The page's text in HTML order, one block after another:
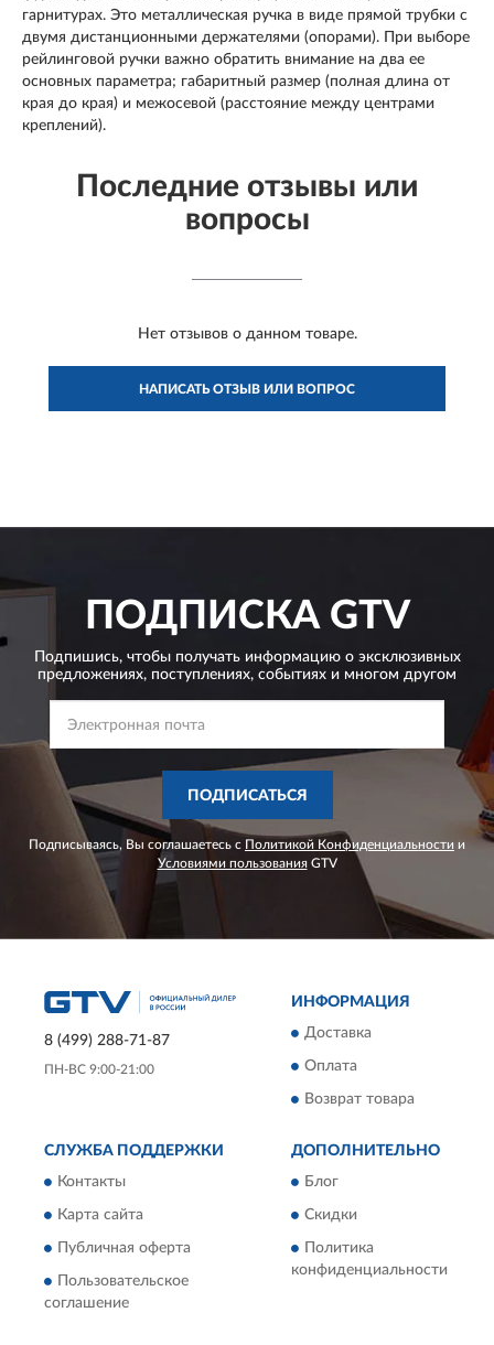
гарнитурах. Это металлическая ручка в виде прямой трубки с
двумя дистанционными держателями (опорами). При выборе
рейлинговой ручки важно обратить внимание на два ее
основных параметра; габаритный размер (полная длина от
края до края) и межосевой (расстояние между центрами
креплений).
Последние отзывы или
вопросы
Нет отзывов о данном товаре.
НАПИСАТЬ ОТЗЫВ ИЛИ ВОПРОС
ПОДПИСКАGTV
Подпишись, чтобы получать информацию о эксклюзивных
предложениях, поступлениях, событиях и многом другом
ПОДПИСАТЬСЯ
Подписываясь, Вы соглашаетесь с Политикой Конфиденциальности и
Условиями пользованияGTV
8 (499) 288-71-87
ПН-ВС 9:00-21:00
ИНФОРМАЦИЯ
Доставка
Оплата
Возврат товара
СЛУЖБА ПОДДЕРЖКИ
Контакты
Карта сайта
Публичная оферта
Пользовательское
соглашение
ДОПОЛНИТЕЛЬНО
Блог
Скидки
Политика
конфиденциальности